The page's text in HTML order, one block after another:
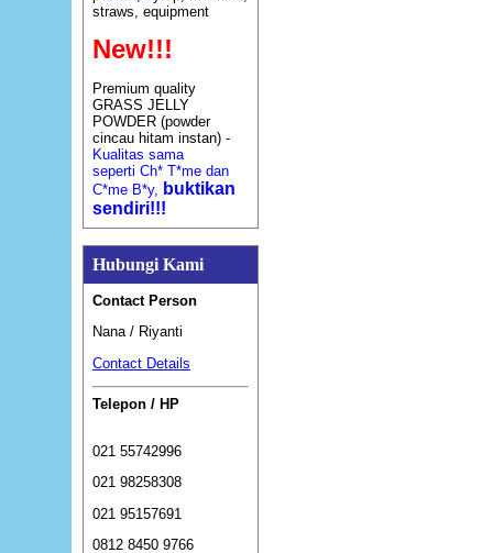
straws, equipment
New!!!
Premium quality
GRASS JELLY
POWDER (powder
cincau hitam instan) -
Kualitas sama
seperti Ch* T*me dan
C*me B*y,
buktikan
sendiri!!!
Hubungi Kami
Contact Person
Nana / Riyanti
Contact Details
Telepon / HP
021 55742996
021 98258308
021 95157691
0812 8450 9766